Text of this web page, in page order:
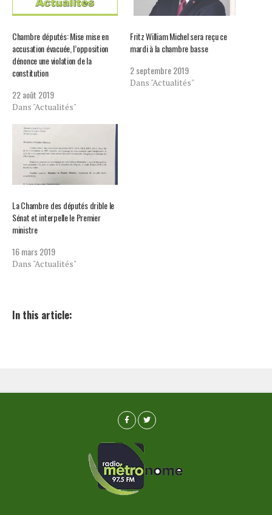
Chambre députés: Mise mise en
accusation évacuée, l’opposition
dénonce une violation de la
constitution
22 août 2019
Dans "Actualités"
Fritz William Michel sera reçu ce
mardi à la chambre basse
2 septembre 2019
Dans "Actualités"
La Chambre des députés drible le
Sénat et interpelle le Premier
ministre
16 mars 2019
Dans "Actualités"
In this article: